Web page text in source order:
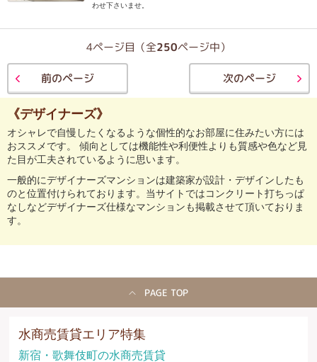
わせ下さいませ。
4ページ目（全250ページ中）
前のページ 次のページ
《デザイナーズ》
オシャレで自慢したくなるような個性的なお部屋に住みたい方には
おススメです。 傾向としては機能性や利便性よりも質感や色など見
た目が工夫されているように思います。
一般的にデザイナーズマンションは建築家が設計・デザインしたも
のと位置付けられております。当サイトではコンクリート打ちっぱ
なしなどデザイナーズ仕様なマンションも掲載させて頂いておりま
す。
PAGE TOP
水商売賃貸エリア特集
新宿・歌舞伎町の水商売賃貸